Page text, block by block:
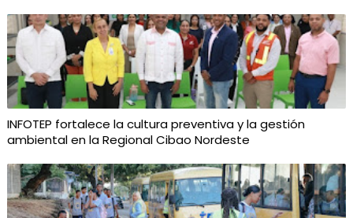
INFOTEP fortalece la cultura preventiva y la gestión
ambiental en la Regional Cibao Nordeste